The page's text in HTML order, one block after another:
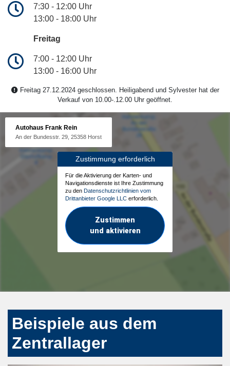
7:30 - 12:00 Uhr
13:00 - 18:00 Uhr
Freitag
7:00 - 12:00 Uhr
13:00 - 16:00 Uhr
Freitag 27.12.2024 geschlossen. Heiligabend und Sylvester hat der
Verkauf von 10.00-.12.00 Uhr geöffnet.
Autohaus Frank Rein
An der Bundesstr. 29, 25358 Horst
Zustimmung erforderlich
Für die Aktivierung der Karten- und
Navigationsdienste ist Ihre Zustimmung
zu den Datenschutzrichtlinien vom
Drittanbieter Google LLC erforderlich.
Zustimmen
und aktivieren
Beispiele aus dem
Zentrallager